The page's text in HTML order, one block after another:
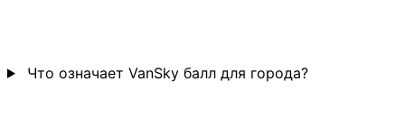
Что означает VanSky балл для города?